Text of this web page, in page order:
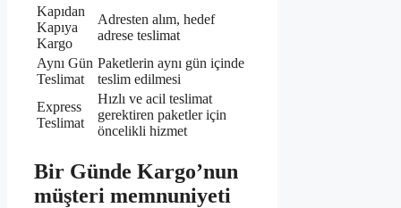
Kapıdan
Kapıya
Kargo
Adresten alım, hedef
adrese teslimat
Aynı Gün
Teslimat
Paketlerin aynı gün içinde
teslim edilmesi
Express
Teslimat
Hızlı ve acil teslimat
gerektiren paketler için
öncelikli hizmet
Bir Günde Kargo’nun
müşteri memnuniyeti